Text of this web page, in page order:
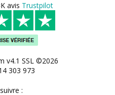
avis Trustpilot
v4.1 SSL ©2026
303 973
: